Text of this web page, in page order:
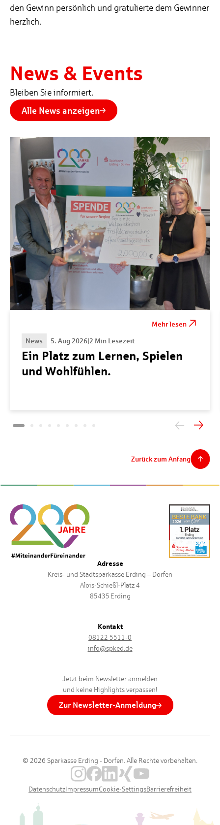
den Gewinn persönlich und gratulierte dem Gewinner
herzlich.
News & Events
Bleiben Sie informiert.
Alle News anzeigen
Mehr lesen
News
5. Aug 2026|2 Min Lesezeit
Ein Platz zum Lernen, Spielen
und Wohlfühlen.
Zurück zum Anfang
Adresse
Kreis- und Stadtsparkasse Erding – Dorfen
Alois-Schießl-Platz 4
85435 Erding
Kontakt
08122 5511-0
info@spked.de
Jetzt beim Newsletter anmelden
und keine Highlights verpassen!
Zur Newsletter-Anmeldung
© 2026 Sparkasse Erding - Dorfen. Alle Rechte vorbehalten.
DatenschutzImpressumCookie-SettingsBarrierefreiheit